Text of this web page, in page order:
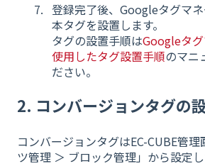
登録完了後、Googleタグマ
本タグを設置します。
タグの設置手順はGoogleタ
使用したタグ設置手順のマニ
ださい。
2. コンバージョンタグの
コンバージョンタグはEC-CUBE管
ツ管理 ＞ ブロック管理」から設定し